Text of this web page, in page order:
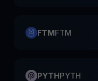
FTMFTM
PYTHPYTH